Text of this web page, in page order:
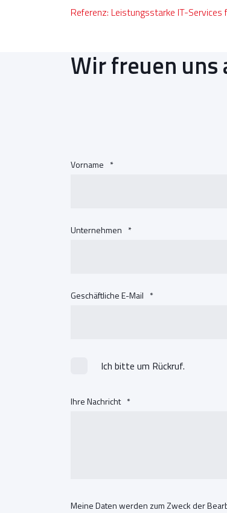
Referenz: Leistungsstarke IT-
Wir freuen uns
Vorname *
Unternehmen *
Geschäftliche E-Mail *
Ich bitte um Rückruf.
Ihre Nachricht *
Meine Daten werden zum Zweck der